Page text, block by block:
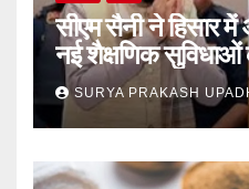
सीएम सैनी ने हिसार
नई शैक्षणिक सुविधाओं
SURYA PRAKASH